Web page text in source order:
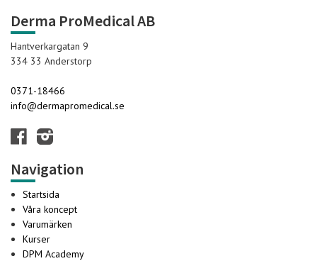
Derma ProMedical AB
Hantverkargatan 9
334 33 Anderstorp
0371-18466
info@dermapromedical.se
Navigation
Startsida
Våra koncept
Varumärken
Kurser
DPM Academy